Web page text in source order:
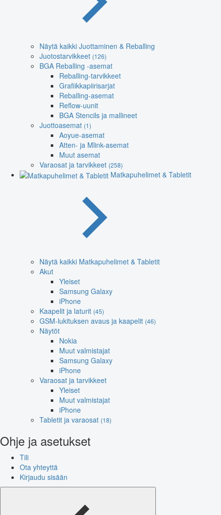
Näytä kaikki Juottaminen & Reballing
Juotostarvikkeet (126)
BGA Reballing -asemat
Reballing-tarvikkeet
Grafiikkapiirisarjat
Reballing-asemat
Reflow-uunit
BGA Stencils ja mallineet
Juottoasemat (1)
Aoyue-asemat
Atten- ja Mlink-asemat
Muut asemat
Varaosat ja tarvikkeet (258)
Matkapuhelimet & Tabletit
Näytä kaikki Matkapuhelimet & Tabletit
Akut
Yleiset
Samsung Galaxy
iPhone
Kaapelit ja laturit (45)
GSM-lukituksen avaus ja kaapelit (46)
Näytöt
Nokia
Muut valmistajat
Samsung Galaxy
iPhone
Varaosat ja tarvikkeet
Yleiset
Muut valmistajat
iPhone
Tabletit ja varaosat (18)
Ohje ja asetukset
Tili
Ota yhteyttä
Kirjaudu sisään